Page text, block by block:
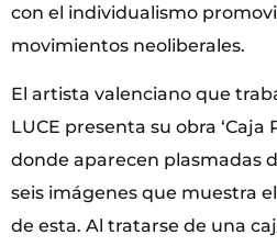
con el individualismo
movimientos neoliberales.
El artista valenciano que
LUCE presenta su obra ‘Caja
donde aparecen plasmadas
seis imágenes que muestra
de esta. Al tratarse de una